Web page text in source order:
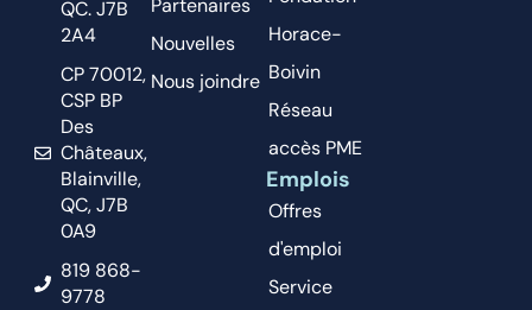
QC. J7B
2A4
CP 70012,
CSP BP
Des
Châteaux,
Blainville,
QC, J7B
0A9
819 868-
9778
Partenaires
Nouvelles
Nous joindre
Horace-
Boivin
Réseau
accès PME
Emplois
Offres
d'emploi
Service